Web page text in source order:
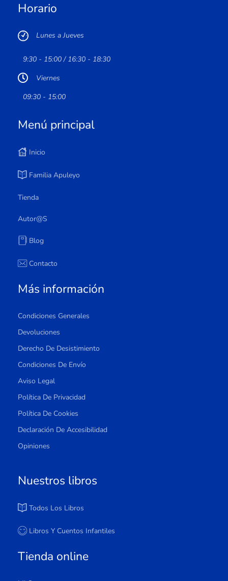
Horario
Lunes a Jueves
9:30 - 15:00 / 16:30 - 18:30
Viernes
09:30 - 15:00
Menú principal
Inicio
Familia Apuleyo
Tienda
Autor@s
Blog
Contacto
Más información
Condiciones Generales
Devoluciones
Derecho De Desistimiento
Condiciones De Envío
Aviso Legal
Política De Privacidad
Política De Cookies
Declaración De Accesibilidad
Opiniones
Nuestros libros
Todos Los Libros
Libros Y Cuentos Infantiles
Tienda online